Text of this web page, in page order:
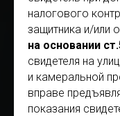
налогового
защитника и/или
на основании
свидетеля на
и камеральной
вправе
показания